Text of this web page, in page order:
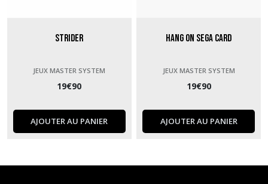
Strider
JEUX MASTER SYSTEM
19€90
AJOUTER AU PANIER
Hang On Sega Card
JEUX MASTER SYSTEM
19€90
AJOUTER AU PANIER